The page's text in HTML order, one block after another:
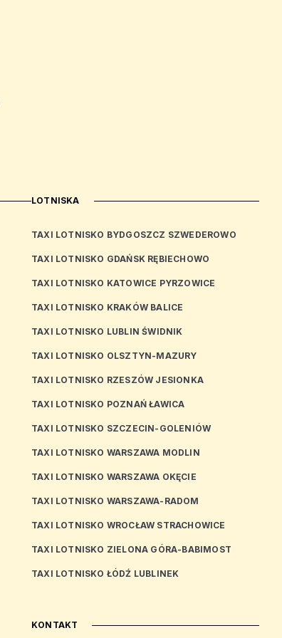
LOTNISKA
TAXI LOTNISKO BYDGOSZCZ SZWEDEROWO
TAXI LOTNISKO GDAŃSK RĘBIECHOWO
TAXI LOTNISKO KATOWICE PYRZOWICE
TAXI LOTNISKO KRAKÓW BALICE
TAXI LOTNISKO LUBLIN ŚWIDNIK
TAXI LOTNISKO OLSZTYN-MAZURY
TAXI LOTNISKO RZESZÓW JESIONKA
TAXI LOTNISKO POZNAŃ ŁAWICA
TAXI LOTNISKO SZCZECIN-GOLENIÓW
TAXI LOTNISKO WARSZAWA MODLIN
TAXI LOTNISKO WARSZAWA OKĘCIE
TAXI LOTNISKO WARSZAWA-RADOM
TAXI LOTNISKO WROCŁAW STRACHOWICE
TAXI LOTNISKO ZIELONA GÓRA-BABIMOST
TAXI LOTNISKO ŁÓDŹ LUBLINEK
KONTAKT